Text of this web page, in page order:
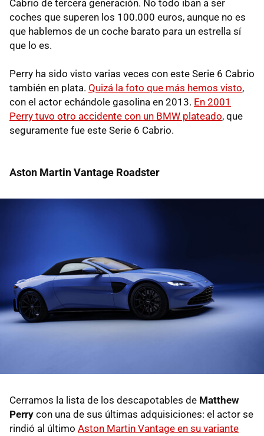
Cabrio de tercera generación. No todo iban a ser
coches que superen los 100.000 euros, aunque no es
que hablemos de un coche barato para un estrella sí
que lo es.
Perry ha sido visto varias veces con este Serie 6 Cabrio
también en plata. Quizá la foto que más hemos visto,
con el actor echándole gasolina en 2013. En 2001
Perry tuvo otro accidente con un BMW plateado, que
seguramente fue este Serie 6 Cabrio.
Aston Martin Vantage Roadster
Cerramos la lista de los descapotables de Matthew
Perry con una de sus últimas adquisiciones: el actor se
rindió al último Aston Martin Vantage en su variante